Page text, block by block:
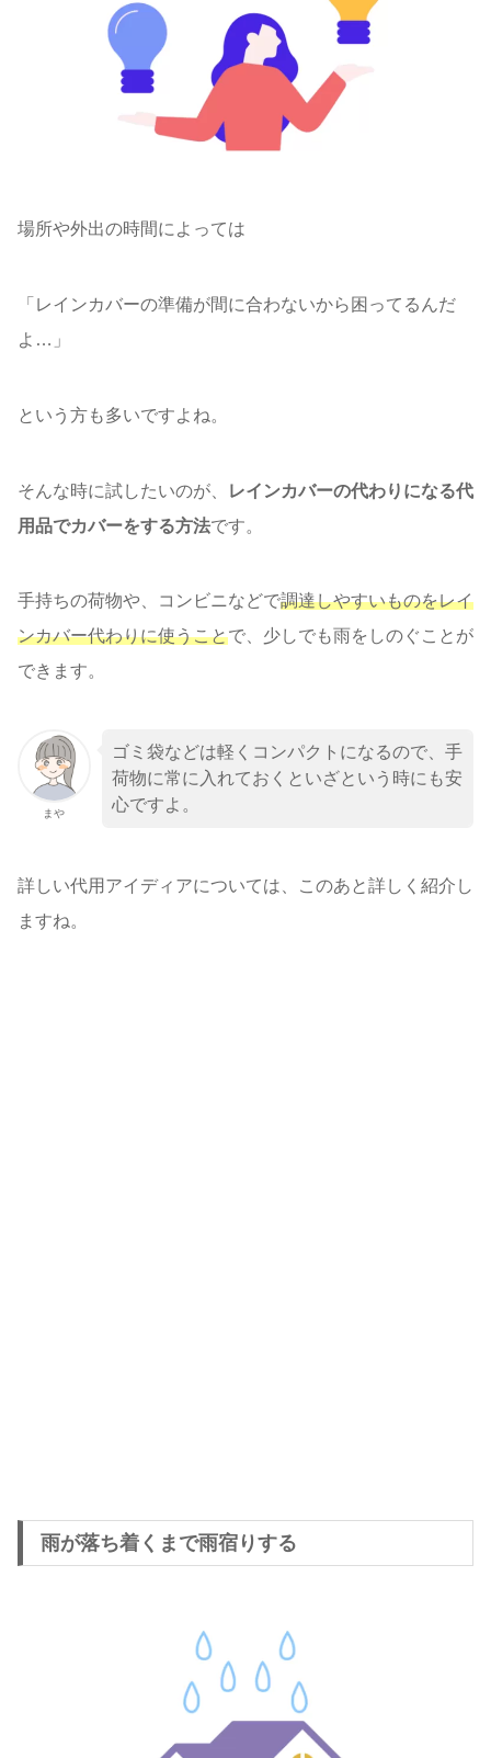
場所や外出の時間によっては
「レインカバーの準備が間に合わないから困ってるんだ
よ…」
という方も多いですよね。
そんな時に試したいのが、
レインカバーの代わりになる代
用品でカバーをする方法です。
手持ちの荷物や、コンビニなどで調達しやすいものをレイ
ンカバー代わりに使うことで、少しでも雨をしのぐことが
できます。
まや
ゴミ袋などは軽くコンパクトになるので、手
荷物に常に入れておくといざという時にも安
心ですよ。
詳しい代用アイディアについては、このあと詳しく紹介し
ますね。
雨が落ち着くまで雨宿りする